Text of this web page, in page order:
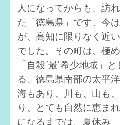
人になってからも、訪
た「徳島県」です。今
が、高知に限りなく近
でした。その町は、極
「自殺“最”希少地域」
る、徳島県南部の太平
海もあり、川も、山も
り、とても自然に恵ま
になるまでは、夏休み